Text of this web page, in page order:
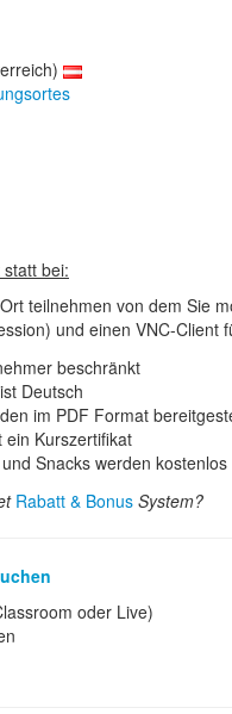
bei:
teilnehmen von dem Sie
und einen VNC-Client
beschränkt
Deutsch
im PDF Format
Kurszertifikat
Snacks werden
Rabatt & Bonus System?
oder Live)